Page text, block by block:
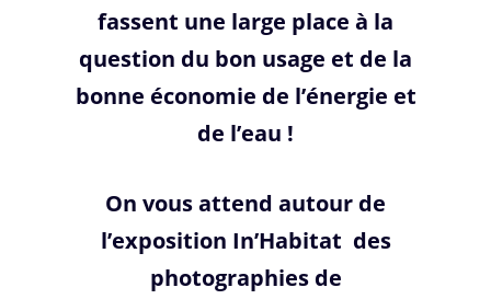
fassent une large place à la
question du bon usage et de la
bonne économie de l’énergie et
de l’eau !
On vous attend autour de
l’exposition In’Habitat des
photographies de